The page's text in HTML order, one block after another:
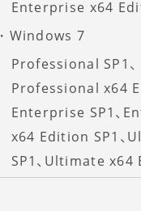
Enterprise x64
Windows 7
Professional SP1、
Professional x64
Enterprise SP1、
x64 Edition SP1、
SP1、Ultimate x64